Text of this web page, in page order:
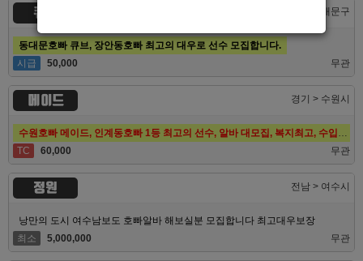
큐브 서울 > 동대문구
동대문호빠 큐브, 장안동호빠 최고의 대우로 선수 모집합니다.
시급
50,000 무관
메이드 경기 > 수원시
TC
60,000 무관
정원 전남 > 여수시
낭만의 도시 여수남보도 호빠알바 해보실분 모집합니다 최고대우보장
최소
5,000,000 무관